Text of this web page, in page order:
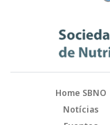
Home SBNO
Notícias